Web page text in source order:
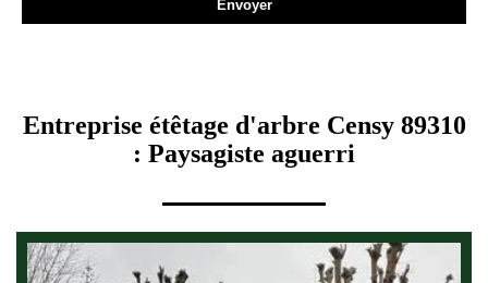
Entreprise étêtage d'arbre Censy 89310
: Paysagiste aguerri